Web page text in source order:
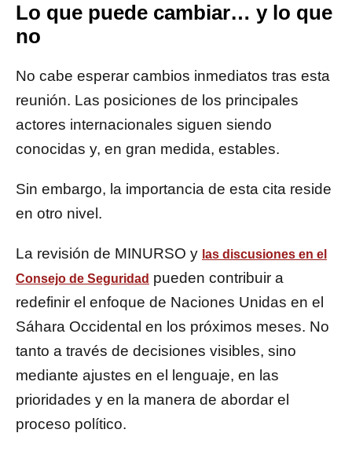
Lo que puede cambiar… y lo que
no
No cabe esperar cambios inmediatos tras esta
reunión. Las posiciones de los principales
actores internacionales siguen siendo
conocidas y, en gran medida, estables.
Sin embargo, la importancia de esta cita reside
en otro nivel.
La revisión de MINURSO y las discusiones en el
Consejo de Seguridad pueden contribuir a
redefinir el enfoque de Naciones Unidas en el
Sáhara Occidental en los próximos meses. No
tanto a través de decisiones visibles, sino
mediante ajustes en el lenguaje, en las
prioridades y en la manera de abordar el
proceso político.